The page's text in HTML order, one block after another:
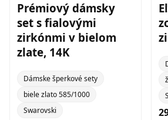
Prémiový dámsky
set s fialovými
zirkónmi v bielom
zlate, 14K
Dámske šperkové sety
biele zlato 585/1000
Swarovski